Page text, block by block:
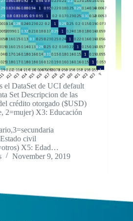
el DataSet de UCI default
Set Descripcion de las
crédito otorgado ($USD)
2=mujer) X3: Educación
civil
X5: Edad…
November 9, 2019